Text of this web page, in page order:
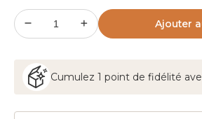
Ajouter
Cumulez 1 point de fidélité